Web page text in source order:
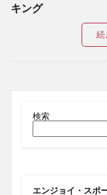
キング
続
検索
エンジョイ・スポ